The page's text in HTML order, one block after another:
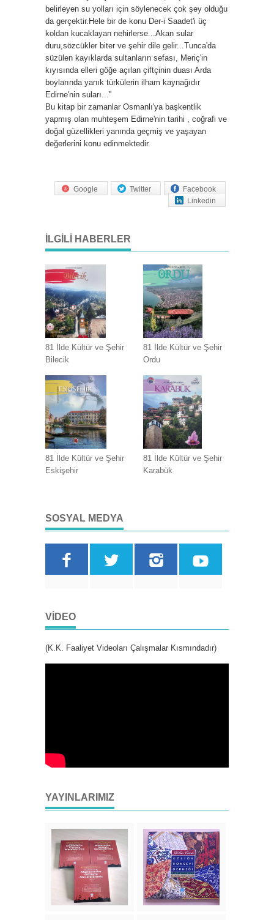
belirleyen su yolları için söylenecek çok şey olduğu
da gerçektir.Hele bir de konu Der-i Saadet'i üç
koldan kucaklayan nehirlerse...Akan sular
duru,sözcükler biter ve şehir dile gelir...Tunca'da
süzülen kayıklarda sultanların sefası, Meriç'in
kıyısında elleri göğe açılan çiftçinin duası Arda
boylarında yanık türkülerin ilham kaynağıdır
Edirne'nin suları...''
Bu kitap bir zamanlar Osmanlı'ya başkentlik
yapmış olan muhteşem Edirne'nin tarihi , coğrafi ve
doğal güzellikleri yanında geçmiş ve yaşayan
değerlerini konu edinmektedir.
Facebook
Twitter
Google
Linkedin
İLGILI HABERLER
81 İlde Kültür ve Şehir
Bilecik
81 İlde Kültür ve Şehir
Ordu
81 İlde Kültür ve Şehir
Eskişehir
81 İlde Kültür ve Şehir
Karabük
SOSYAL MEDYA
VIDEO
(K.K. Faaliyet Videoları Çalışmalar Kısmındadır)
YAYINLARIMIZ